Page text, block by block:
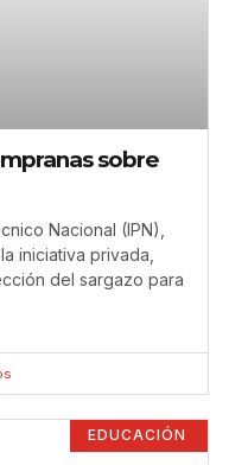
sobre
Nacional (IPN),
iniciativa privada,
del sargazo para
EDUCACIÓN